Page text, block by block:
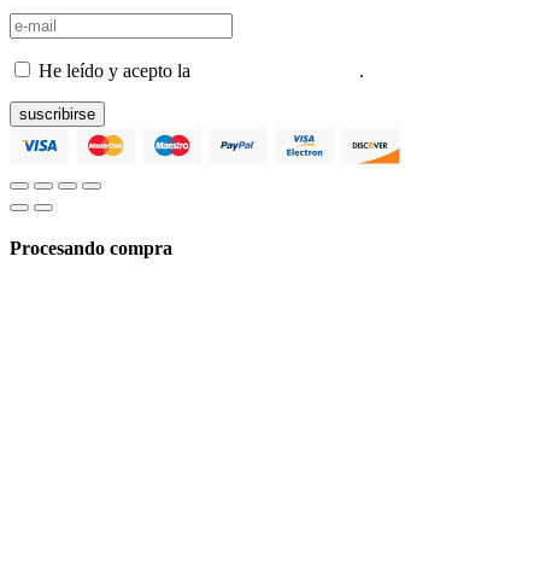
He leído y acepto la .
suscribirse
Procesando compra